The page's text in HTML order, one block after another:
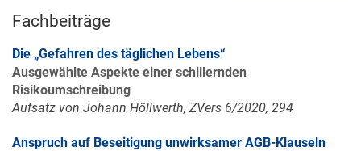
Fachbeiträge
Die „Gefahren des täglichen Lebens“
Ausgewählte Aspekte einer schillernden
Risikoumschreibung
Aufsatz von Johann Höllwerth, ZVers 6/2020, 294
Anspruch auf Beseitigung unwirksamer AGB-Klauseln